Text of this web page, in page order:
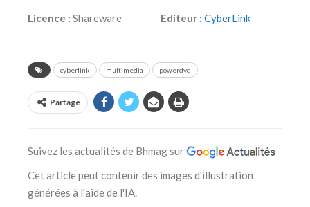
Licence : Shareware
Editeur : CyberLink
cyberlink multimedia powerdvd
Partage
Suivez les actualités de Bhmag sur
Cet article peut contenir des images d'illustration
générées à l'aide de l'IA.